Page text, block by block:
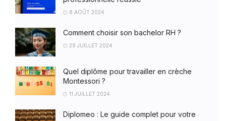
8 AOÛT 2024
Comment choisir son bachelor RH ?
29 JUILLET 2024
Quel diplôme pour travailler en crèche
Montessori ?
11 JUILLET 2024
Diplomeo : Le guide complet pour votre